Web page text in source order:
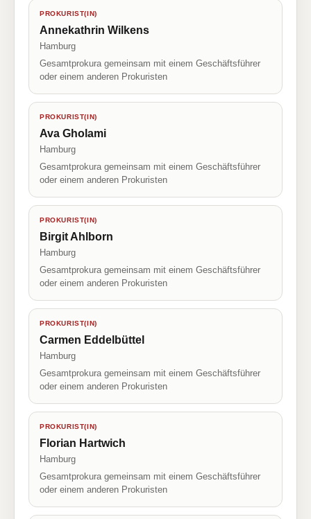
PROKURIST(IN)
Annekathrin Wilkens
Hamburg
Gesamtprokura gemeinsam mit einem Geschäftsführer
oder einem anderen Prokuristen
PROKURIST(IN)
Ava Gholami
Hamburg
Gesamtprokura gemeinsam mit einem Geschäftsführer
oder einem anderen Prokuristen
PROKURIST(IN)
Birgit Ahlborn
Hamburg
Gesamtprokura gemeinsam mit einem Geschäftsführer
oder einem anderen Prokuristen
PROKURIST(IN)
Carmen Eddelbüttel
Hamburg
Gesamtprokura gemeinsam mit einem Geschäftsführer
oder einem anderen Prokuristen
PROKURIST(IN)
Florian Hartwich
Hamburg
Gesamtprokura gemeinsam mit einem Geschäftsführer
oder einem anderen Prokuristen